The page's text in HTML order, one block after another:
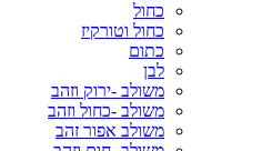
כחול
כחול וטורקיז
כתום
לבן
משולב -ירוק וזהב
משולב -כחול וזהב
משולב אפור זהב